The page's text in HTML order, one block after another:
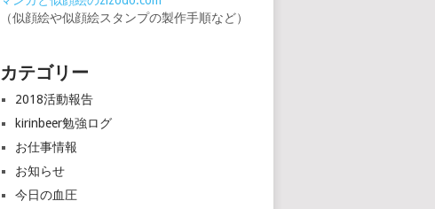
（似顔絵や似顔絵スタンプの製作手順など）
カテゴリー
2018活動報告
kirinbeer勉強ログ
お仕事情報
お知らせ
今日の血圧